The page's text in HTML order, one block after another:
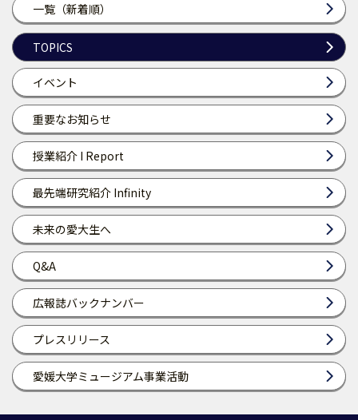
一覧（新着順）
TOPICS
イベント
重要なお知らせ
授業紹介 I Report
最先端研究紹介 Infinity
未来の愛大生へ
Q&A
広報誌バックナンバー
プレスリリース
愛媛大学ミュージアム事業活動